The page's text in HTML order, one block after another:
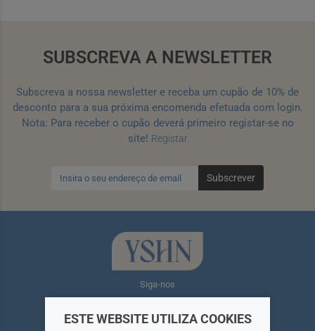
SUBSCREVA A NEWSLETTER
Subscreva a nossa newsletter e receba um cupão de 10% de
desconto para a sua próxima encomenda efetuada com login.
Nota: Para receber o cupão deverá primeiro registar-se no
site! Registar
Subscrever
Siga-nos
ESTE WEBSITE UTILIZA COOKIES